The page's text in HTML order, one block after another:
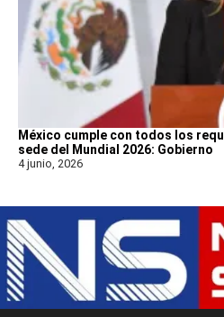
México cumple con todos los
sede del Mundial 2026: Gobierno
4 junio, 2026